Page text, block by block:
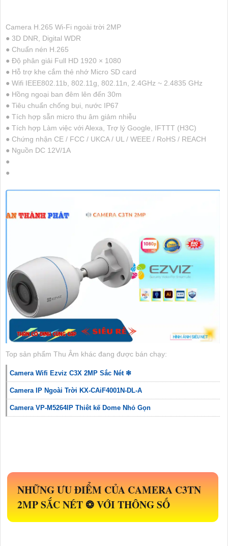
Camera H.265 Wi-Fi ngoài trời 2MP
● 3D DNR, Digital WDR
● Chuẩn nén H.265
● Độ phân giải Full HD 1920 × 1080
● Hỗ trợ khe cắm thẻ nhớ Micro SD card
● Wifi IEEE802.11b, 802.11g, 802.11n, 2.4GHz ~ 2.4835 GHz
● Hồng ngoại ban đêm lên đến 30m
● Tiêu chuẩn chống bụi, nước IP67
● Tích hợp sẵn micro thu âm giảm nhiễu
● Tích hợp Làm việc với Alexa, Trợ lý Google, IFTTT (H3C)
● Chứng nhận CE / FCC / UKCA / UL / WEEE / RoHS / REACH
● Nguồn DC 12V/1A
●
●
Top sản phẩm Thu Âm khác đang được bán chạy:
Camera Wifi Ezviz C3X 2MP Sắc Nét ❇
Camera IP Ngoài Trời KX-CAiF4001N-DL-A
Camera VP-M5264IP Thiêt kế Dome Nhỏ Gọn
NHỮNG ƯU ĐIỂM CỦA CAMERA C3TN
2MPSẮC NÉT ❂ VỚI THÔNG SỐ